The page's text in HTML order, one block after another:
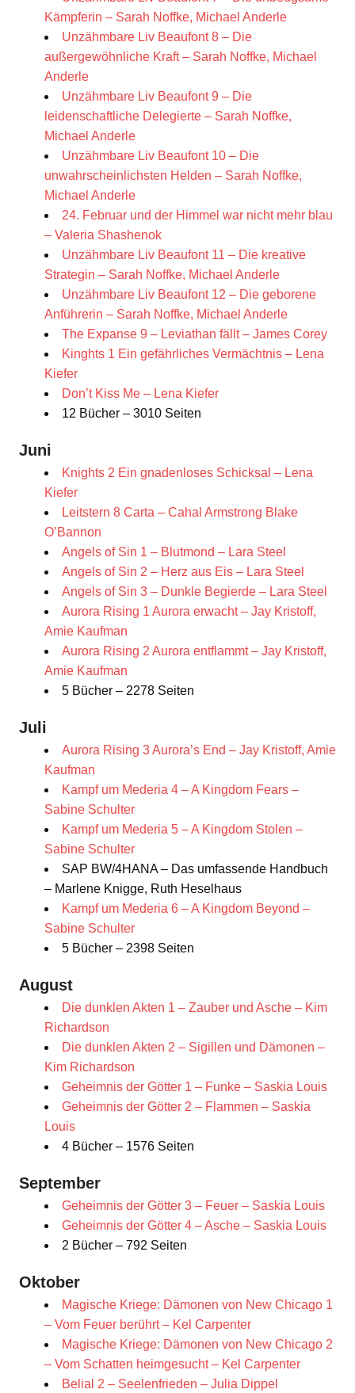
Kämpferin – Sarah Noffke, Michael Anderle
Unzähmbare Liv Beaufont 8 – Die
außergewöhnliche Kraft – Sarah Noffke, Michael
Anderle
Unzähmbare Liv Beaufont 9 – Die
leidenschaftliche Delegierte – Sarah Noffke,
Michael Anderle
Unzähmbare Liv Beaufont 10 – Die
unwahrscheinlichsten Helden – Sarah Noffke,
Michael Anderle
24. Februar und der Himmel war nicht mehr blau
– Valeria Shashenok
Unzähmbare Liv Beaufont 11 – Die kreative
Strategin – Sarah Noffke, Michael Anderle
Unzähmbare Liv Beaufont 12 – Die geborene
Anführerin – Sarah Noffke, Michael Anderle
The Expanse 9 – Leviathan fällt – James Corey
Kinghts 1 Ein gefährliches Vermächtnis – Lena
Kiefer
Don’t Kiss Me – Lena Kiefer
12 Bücher – 3010 Seiten
Juni
Knights 2 Ein gnadenloses Schicksal – Lena
Kiefer
Leitstern 8 Carta – Cahal Armstrong Blake
O’Bannon
Angels of Sin 1 – Blutmond – Lara Steel
Angels of Sin 2 – Herz aus Eis – Lara Steel
Angels of Sin 3 – Dunkle Begierde – Lara Steel
Aurora Rising 1 Aurora erwacht – Jay Kristoff,
Amie Kaufman
Aurora Rising 2 Aurora entflammt – Jay Kristoff,
Amie Kaufman
5 Bücher – 2278 Seiten
Juli
Aurora Rising 3 Aurora’s End – Jay Kristoff, Amie
Kaufman
Kampf um Mederia 4 – A Kingdom Fears –
Sabine Schulter
Kampf um Mederia 5 – A Kingdom Stolen –
Sabine Schulter
SAP BW/4HANA – Das umfassende Handbuch
– Marlene Knigge, Ruth Heselhaus
Kampf um Mederia 6 – A Kingdom Beyond –
Sabine Schulter
5 Bücher – 2398 Seiten
August
Die dunklen Akten 1 – Zauber und Asche – Kim
Richardson
Die dunklen Akten 2 – Sigillen und Dämonen –
Kim Richardson
Geheimnis der Götter 1 – Funke – Saskia Louis
Geheimnis der Götter 2 – Flammen – Saskia
Louis
4 Bücher – 1576 Seiten
September
Geheimnis der Götter 3 – Feuer – Saskia Louis
Geheimnis der Götter 4 – Asche – Saskia Louis
2 Bücher – 792 Seiten
Oktober
Magische Kriege: Dämonen von New Chicago 1
– Vom Feuer berührt – Kel Carpenter
Magische Kriege: Dämonen von New Chicago 2
– Vom Schatten heimgesucht – Kel Carpenter
Belial 2 – Seelenfrieden – Julia Dippel